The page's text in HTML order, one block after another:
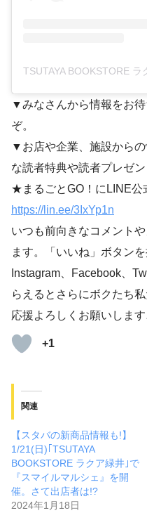
▼みなさんから情報をお
ぞ。
▼お店や企業、施設から
な読者特典や読者プレゼ
★まるごとGO！にLINE公
https://lin.ee/3IxYp1n
いつも前向きなコメント
ます。「いいね」ボタン
Instagram、Facebook、
らえるとさらにボクたち
応援よろしくお願いします
+1
関連
【スタバの新商品情報も!】
1/21(日)｢TSUTAYA
BOOKSTORE ラクア緑井｣で
『スマイルマルシェ』を開
催。さて出店者は!?
2024年1月18日